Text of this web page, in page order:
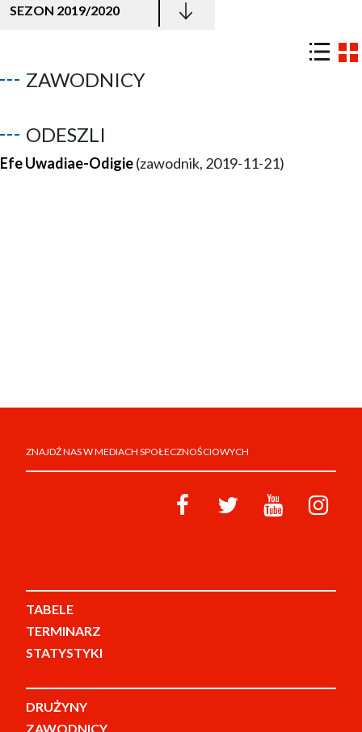
SEZON 2019/2020
ZAWODNICY
ODESZLI
Efe Uwadiae-Odigie(zawodnik, 2019-11-21)
ZNAJDŹ NAS W MEDIACH SPOŁECZNOŚCIOWYCH
TABELE
TERMINARZ
STATYSTYKI
DRUŻYNY
ZAWODNICY